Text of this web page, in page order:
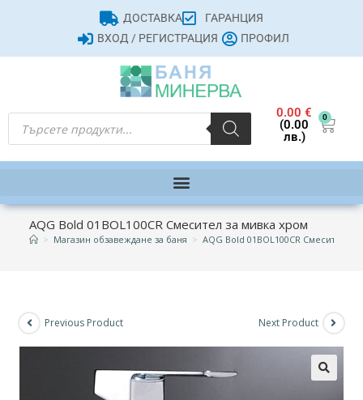
ДОСТАВКА
ГАРАНЦИЯ
ВХОД / РЕГИСТРАЦИЯ
ПРОФИЛ
0.00€
(0.00
лв.)
0
AQG Bold 01BOL100CR Смесител за мивка хром
> Магазин обзавеждане за баня > AQG Bold 01BOL100CR Смесител
Previous Product Next Product